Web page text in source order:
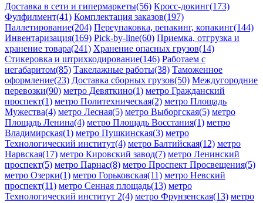
Доставка в сети и гипермаркеты(56) Кросс-докинг(173)
Фулфилмент(41) Комплектация заказов(197)
Паллетирование(204) Переупаковка, репакинг, копакинг(144)
Инвентаризация(169) Pick-by-line(60) Приемка, отгрузка и
хранение товара(241) Хранение опасных грузов(14)
Стикеровка и штрихкодирование(146) Работаем с
негабаритом(85) Такелажные работы(38) Таможенное
оформление(23) Доставка сборных грузов(50) Междугородние
перевозки(90) метро Девяткино(1) метро Гражданский
проспект(1) метро Политехническая(2) метро Площадь
Мужества(4) метро Лесная(5) метро Выборгская(5) метро
Площадь Ленина(4) метро Площадь Восстания(1) метро
Владимирская(1) метро Пушкинская(3) метро
Технологический институт(4) метро Балтийская(12) метро
Нарвская(17) метро Кировский завод(7) метро Ленинский
проспект(5) метро Парнас(8) метро Проспект Просвещения(5)
метро Озерки(1) метро Горьковская(11) метро Невский
проспект(11) метро Сенная площадь(13) метро
Технологический институт 2(4) метро Фрунзенская(13) метро